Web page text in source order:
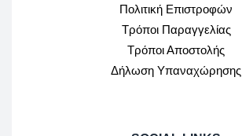
Πολιτική Επιστροφών
Τρόποι Παραγγελίας
Τρόποι Αποστολής
Δήλωση Υπαναχώρησης